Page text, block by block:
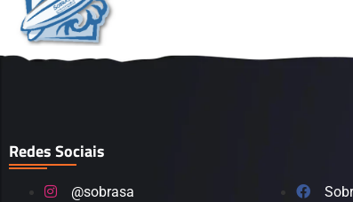
Redes Sociais
@sobrasa